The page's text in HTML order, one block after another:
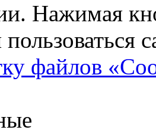
Нажимая
файлов